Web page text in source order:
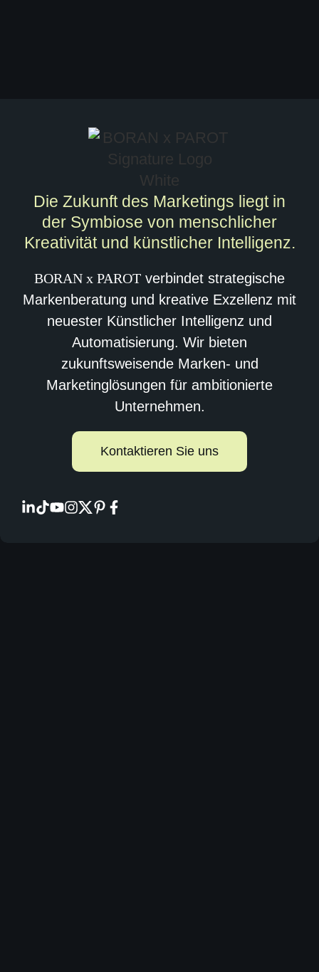
Die Zukunft des Marketings liegt in
der Symbiose von menschlicher
Kreativität und künstlicher Intelligenz.
BORAN x PAROT verbindet strategische
Markenberatung und kreative Exzellenz mit
neuester Künstlicher Intelligenz und
Automatisierung. Wir bieten
zukunftsweisende Marken- und
Marketinglösungen für ambitionierte
Unternehmen.
Kontaktieren Sie uns